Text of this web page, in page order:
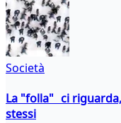
Società
La "folla" ci
stessi